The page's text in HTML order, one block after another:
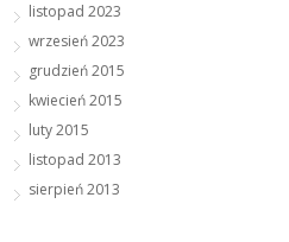
listopad 2023
wrzesień 2023
grudzień 2015
kwiecień 2015
luty 2015
listopad 2013
sierpień 2013